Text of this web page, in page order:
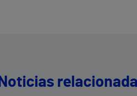
Noticias